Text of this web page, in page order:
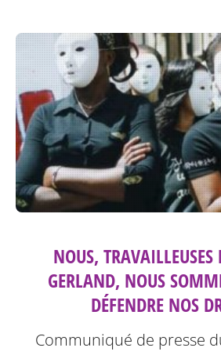
NOUS, TRAVAILLEUSES
GERLAND, NOUS
DÉFENDRE NOS
Communiqué de presse